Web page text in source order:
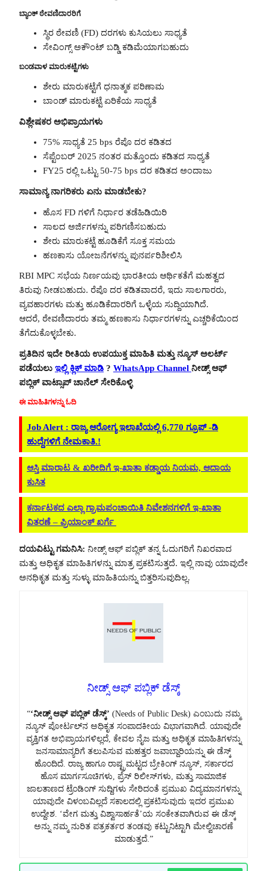
ಬ್ಯಾಂಕ್ ಠೇವಣಿದಾರರಿಗೆ
ಸ್ಥಿರ ಠೇವಣಿ (FD) ದರಗಳು ಕುಸಿಯಲು ಸಾಧ್ಯತೆ
ಸೇವಿಂಗ್ಸ್ ಅಕೌಂಟ್ ಬಡ್ಡಿ ಕಡಿಮೆಯಾಗಬಹುದು
ಬಂಡವಾಳ ಮಾರುಕಟ್ಟೆಗಳು
ಶೇರು ಮಾರುಕಟ್ಟೆಗೆ ಧನಾತ್ಮಕ ಪರಿಣಾಮ
ಬಾಂಡ್ ಮಾರುಕಟ್ಟೆ ಏರಿಕೆಯ ಸಾಧ್ಯತೆ
ವಿಶ್ಲೇಷಕರ ಅಭಿಪ್ರಾಯಗಳು
75% ಸಾಧ್ಯತೆ 25 bps ರೆಪೊ ದರ ಕಡಿತದ
ಸೆಪ್ಟೆಂಬರ್ 2025 ನಂತರ ಮತ್ತೊಂದು ಕಡಿತದ ಸಾಧ್ಯತೆ
FY25 ರಲ್ಲಿ ಒಟ್ಟು 50-75 bps ದರ ಕಡಿತದ ಅಂದಾಜು
ಸಾಮಾನ್ಯ ನಾಗರಿಕರು ಏನು ಮಾಡಬೇಕು?
ಹೊಸ FD ಗಳಿಗೆ ನಿರ್ಧಾರ ತಡೆಹಿಡಿಯಿರಿ
ಸಾಲದ ಅರ್ಜಿಗಳನ್ನು ಪರಿಗಣಿಸಬಹುದು
ಶೇರು ಮಾರುಕಟ್ಟೆ ಹೂಡಿಕೆಗೆ ಸೂಕ್ತ ಸಮಯ
ಹಣಕಾಸು ಯೋಜನೆಗಳನ್ನು ಪುನರ್ಪರಿಶೀಲಿಸಿ
RBI MPC ಸಭೆಯ ನಿರ್ಣಯವು ಭಾರತೀಯ ಆರ್ಥಿಕತೆಗೆ ಮಹತ್ವದ
ತಿರುವು ನೀಡಬಹುದು. ರೆಪೊ ದರ ಕಡಿತವಾದರೆ, ಇದು ಸಾಲಗಾರರು,
ವ್ಯವಹಾರಗಳು ಮತ್ತು ಹೂಡಿಕೆದಾರರಿಗೆ ಒಳ್ಳೆಯ ಸುದ್ದಿಯಾಗಿದೆ.
ಆದರೆ, ಠೇವಣಿದಾರರು ತಮ್ಮ ಹಣಕಾಸು ನಿರ್ಧಾರಗಳನ್ನು ಎಚ್ಚರಿಕೆಯಿಂದ
ತೆಗೆದುಕೊಳ್ಳಬೇಕು.
ಪ್ರತಿದಿನ ಇದೇ ರೀತಿಯ ಉಪಯುಕ್ತ ಮಾಹಿತಿ ಮತ್ತು ನ್ಯೂಸ್ ಅಲರ್ಟ್
ಪಡೆಯಲು ಇಲ್ಲಿ ಕ್ಲಿಕ್ ಮಾಡಿ ? WhatsApp Channel ನೀಡ್ಸ್ ಆಫ್
ಪಬ್ಲಿಕ್ ವಾಟ್ಸಾಪ್ ಚಾನೆಲ್ ಸೇರಿಕೊಳ್ಳಿ
ಈ ಮಾಹಿತಿಗಳನ್ನು ಓದಿ
Job Alert : ರಾಜ್ಯ ಆರೋಗ್ಯ ಇಲಾಖೆಯಲ್ಲಿ 6,770 ಗ್ರೂಪ್ -ಡಿ
ಹುದ್ದೆಗಳಿಗೆ ನೇಮಕಾತಿ.!
ಆಸ್ತಿ ಮಾರಾಟ & ಖರೀದಿಗೆ ಇ-ಖಾತಾ ಕಡ್ಡಾಯ ನಿಯಮ, ಆದಾಯ
ಕುಸಿತ
ಕರ್ನಾಟಕದ ಎಲ್ಲಾ ಗ್ರಾಮಪಂಚಾಯಿತಿ ನಿವೇಶನಗಳಿಗೆ ಇ-ಖಾತಾ
ವಿತರಣೆ – ಪ್ರಿಯಾಂಕ್ ಖರ್ಗೆ
ದಯವಿಟ್ಟು ಗಮನಿಸಿ: ನೀಡ್ಸ್ ಆಫ್ ಪಬ್ಲಿಕ್ ತನ್ನ ಓದುಗರಿಗೆ ನಿಖರವಾದ
ಮತ್ತು ಅಧಿಕೃತ ಮಾಹಿತಿಗಳನ್ನು ಮಾತ್ರ ಪ್ರಕಟಿಸುತ್ತದೆ. ಇಲ್ಲಿ ನಾವು ಯಾವುದೇ
ಅನಧಿಕೃತ ಮತ್ತು ಸುಳ್ಳು ಮಾಹಿತಿಯನ್ನು ಬಿತ್ತರಿಸುವುದಿಲ್ಲ.
ನೀಡ್ಸ್ ಆಫ್ ಪಬ್ಲಿಕ್ ಡೆಸ್ಕ್
“‘ನೀಡ್ಸ್ ಆಫ್ ಪಬ್ಲಿಕ್ ಡೆಸ್ಕ್’ (Needs of Public Desk) ಎಂಬುದು ನಮ್ಮ
ನ್ಯೂಸ್ ಪೋರ್ಟಲ್‌ನ ಅಧಿಕೃತ ಸಂಪಾದಕೀಯ ವಿಭಾಗವಾಗಿದೆ. ಯಾವುದೇ
ವ್ಯಕ್ತಿಗತ ಅಭಿಪ್ರಾಯಗಳಿಲ್ಲದೆ, ಕೇವಲ ನೈಜ ಮತ್ತು ಅಧಿಕೃತ ಮಾಹಿತಿಗಳನ್ನು
ಜನಸಾಮಾನ್ಯರಿಗೆ ತಲುಪಿಸುವ ಮಹತ್ತರ ಜವಾಬ್ದಾರಿಯನ್ನು ಈ ಡೆಸ್ಕ್
ಹೊಂದಿದೆ. ರಾಜ್ಯ ಹಾಗೂ ರಾಷ್ಟ್ರಮಟ್ಟದ ಬ್ರೇಕಿಂಗ್ ನ್ಯೂಸ್, ಸರ್ಕಾರದ
ಹೊಸ ಮಾರ್ಗಸೂಚಿಗಳು, ಪ್ರೆಸ್ ರಿಲೀಸ್‌ಗಳು, ಮತ್ತು ಸಾಮಾಜಿಕ
ಜಾಲತಾಣದ ಟ್ರೆಂಡಿಂಗ್ ಸುದ್ದಿಗಳು ಸೇರಿದಂತೆ ಪ್ರಮುಖ ವಿದ್ಯಮಾನಗಳನ್ನು
ಯಾವುದೇ ವಿಳಂಬವಿಲ್ಲದೆ ಸಕಾಲದಲ್ಲಿ ಪ್ರಕಟಿಸುವುದು ಇದರ ಪ್ರಮುಖ
ಉದ್ದೇಶ. ‘ವೇಗ ಮತ್ತು ವಿಶ್ವಾಸಾರ್ಹತೆ’ಯ ಸಂಕೇತವಾಗಿರುವ ಈ ಡೆಸ್ಕ್
ಅನ್ನು ನಮ್ಮ ನುರಿತ ಪತ್ರಕರ್ತರ ತಂಡವು ಕಟ್ಟುನಿಟ್ಟಾಗಿ ಮೇಲ್ವಿಚಾರಣೆ
ಮಾಡುತ್ತದೆ.”